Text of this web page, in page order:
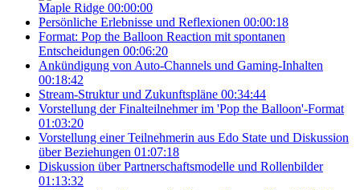
Maple Ridge 00:00:00
Persönliche Erlebnisse und Reflexionen 00:00:18
Format: Pop the Balloon Reaction mit spontanen
Entscheidungen 00:06:20
Ankündigung von Auto-Channels und Gaming-Inhalten
00:18:42
Stream-Struktur und Zukunftspläne 00:34:44
Vorstellung der Finalteilnehmer im 'Pop the Balloon'-Format
01:03:20
Vorstellung einer Teilnehmerin aus Edo State und Diskussion
über Beziehungen 01:07:18
Diskussion über Partnerschaftsmodelle und Rollenbilder
01:13:32